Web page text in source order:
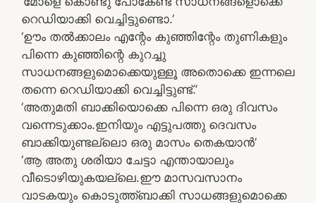
റെഡിയാക്കി വെച്ചിട്ടുണ്ടൊ.’
‘ഊം തല്‍ക്കാലം എന്റേം കുഞ്ഞിന്റേം തുണികളും
പിന്നെ കുഞ്ഞിന്റെ കുറച്ചു
സാധനങ്ങളുമൊക്കെയുള്ളൂ അതൊക്കെ ഇന്നലെ
തന്നെ റെഡിയാക്കി വെച്ചിട്ടുണ്ട്.’
‘അതുമതി ബാക്കിയൊക്കെ പിന്നെ ഒരു ദിവസം
വന്നെടുക്കാം.ഇനിയും എട്ടുപത്തു ദെവസം
ബാക്കിയുണ്ടല്ലൊ ഒരു മാസം തെകയാന്‍’
‘ആ അതു ശരിയാ ചേട്ടാ എന്തായാലും
വീടൊഴിയുകയല്ലെ.ഈ മാസവസാനം
വാടകയും കൊടുത്ത്ബാക്കി സാധങ്ങളുമൊക്കെ